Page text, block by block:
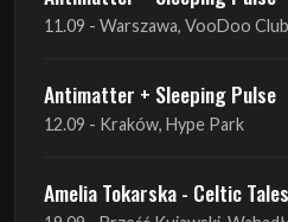
12.09 - Kraków, Hype Park
Amelia Tokarska - Celtic Tales
19.09 - Brześć Kujawski, Wahadło
Liquid Shadows
19.09 - Kościan, Kościańskim